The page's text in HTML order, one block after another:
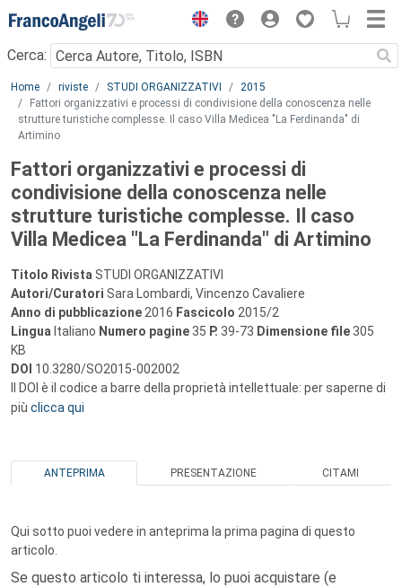
Menu
Cerca:
Main content
Home riviste STUDI ORGANIZZATIVI
2015
Fattori organizzativi e processi di condivisione della conoscenza nelle
strutture turistiche complesse. Il caso Villa Medicea "La Ferdinanda" di
Artimino
Fattori organizzativi e processi di
condivisione della conoscenza nelle
strutture turistiche complesse. Il caso
Villa Medicea "La Ferdinanda" di Artimino
Titolo Rivista STUDI ORGANIZZATIVI
Autori/Curatori Sara Lombardi, Vincenzo Cavaliere
Anno di pubblicazione 2016 Fascicolo 2015/2
Lingua Italiano Numero pagine 35 P. 39-73 Dimensione file 305
KB
DOI 10.3280/SO2015-002002
Il DOI è il codice a barre della proprietà intellettuale: per saperne di
più clicca qui
ANTEPRIMA PRESENTAZIONE CITAMI
Qui sotto puoi vedere in anteprima la prima pagina di questo
articolo.
Se questo articolo ti interessa, lo puoi acquistare (e